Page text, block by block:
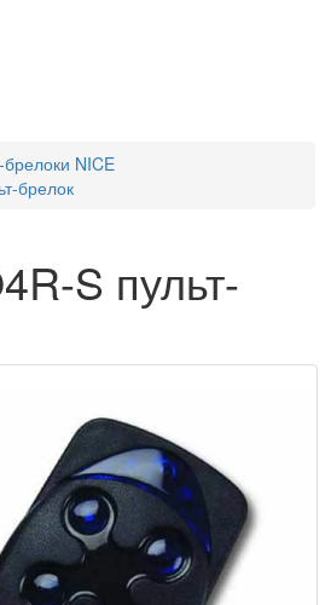
NICE
брелок
S пульт-